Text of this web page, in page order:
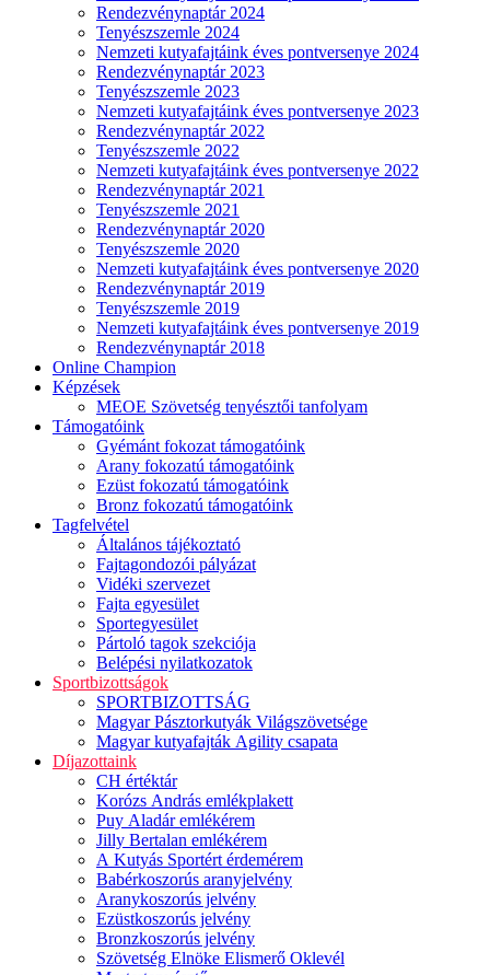
Rendezvénynaptár 2024
Tenyészszemle 2024
Nemzeti kutyafajtáink éves pontversenye 2024
Rendezvénynaptár 2023
Tenyészszemle 2023
Nemzeti kutyafajtáink éves pontversenye 2023
Rendezvénynaptár 2022
Tenyészszemle 2022
Nemzeti kutyafajtáink éves pontversenye 2022
Rendezvénynaptár 2021
Tenyészszemle 2021
Rendezvénynaptár 2020
Tenyészszemle 2020
Nemzeti kutyafajtáink éves pontversenye 2020
Rendezvénynaptár 2019
Tenyészszemle 2019
Nemzeti kutyafajtáink éves pontversenye 2019
Rendezvénynaptár 2018
Online Champion
Képzések
MEOE Szövetség tenyésztői tanfolyam
Támogatóink
Gyémánt fokozat támogatóink
Arany fokozatú támogatóink
Ezüst fokozatú támogatóink
Bronz fokozatú támogatóink
Tagfelvétel
Általános tájékoztató
Fajtagondozói pályázat
Vidéki szervezet
Fajta egyesület
Sportegyesület
Pártoló tagok szekciója
Belépési nyilatkozatok
Sportbizottságok
SPORTBIZOTTSÁG
Magyar Pásztorkutyák Világszövetsége
Magyar kutyafajták Agility csapata
Díjazottaink
CH értéktár
Korózs András emlékplakett
Puy Aladár emlékérem
Jilly Bertalan emlékérem
A Kutyás Sportért érdemérem
Babérkoszorús aranyjelvény
Aranykoszorús jelvény
Ezüstkoszorús jelvény
Bronzkoszorús jelvény
Szövetség Elnöke Elismerő Oklevél